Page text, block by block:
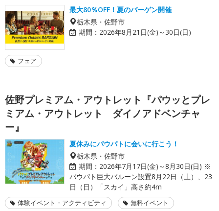
最大80％OFF！夏のバーゲン開催
栃木県・佐野市
期間： 2026年8月21日(金)～30日(日)
フェア
佐野プレミアム・アウトレット『パウッとプレ
ミアム・アウトレット ダイノアドベンチャ
ー』
夏休みにパウパトに会いに行こう！
栃木県・佐野市
期間： 2026年7月17日(金)～8月30日(日) ※
パウパト巨大バルーン設置8月22日（土）、23
日（日）「スカイ」高さ約4m
体験イベント・アクティビティ 無料イベント